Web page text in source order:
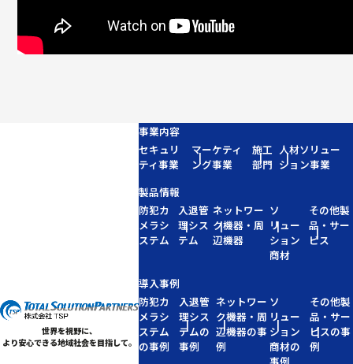
世界を視野に、
より安心できる地域社会を目指して。
事業内容
セキュリ
ティ事業
マーケティ
ング事業
施工
部門
人材ソリュー
ション事業
製品情報
防犯カ
メラシ
ステム
入退管
理シス
テム
ネットワー
ク機器・周
辺機器
ソ
リュー
ション
商材
その他製
品・サー
ビス
導入事例
防犯カ
メラシ
ステム
の事例
入退管
理シス
テムの
事例
ネットワー
ク機器・周
辺機器の事
例
ソ
リュー
ション
商材の
その他製
品・サー
ビスの事
例